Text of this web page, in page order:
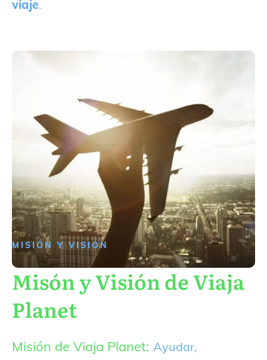
viaje.
MISIÓN Y VISIÓN
Misón y Visión de Viaja
Planet
Misión de Viaja Planet: Ayudar,